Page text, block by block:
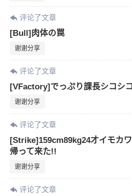
评论了文章
[Bull]肉体の罠
谢谢分享
评论了文章
[VFactory]でっぷり課長シコシコ
谢谢分享
评论了文章
[Strike]159cm89kg24才イモカ
帰って来た!!
谢谢分享
评论了文章